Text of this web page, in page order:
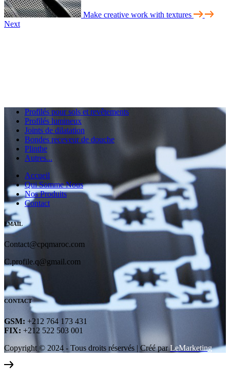
Make creative work with textures
Next
Profilés pour sols et revêtements
Profilés lumineux
Joints de dilatation
Bondes receveur de douche
Plinthe
Autres...
Accueil
Qui Somme Nous
Nos Produits
Contact
EMAIL
Contact@cpqmaroc.com
C.profile.q@gmail.com
CONTACT
GSM: +212 764 173 431
FIX: +212 522 503 001
Copyright © 2024 - Tous droits réservés | Créé parLeMarketing